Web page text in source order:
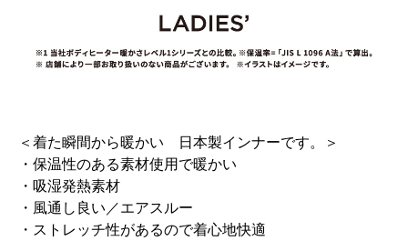
＜着た瞬間から暖かい 日本製インナーです。＞
・保温性のある素材使用で暖かい
・吸湿発熱素材
・風通し良い／エアスルー
・ストレッチ性があるので着心地快適